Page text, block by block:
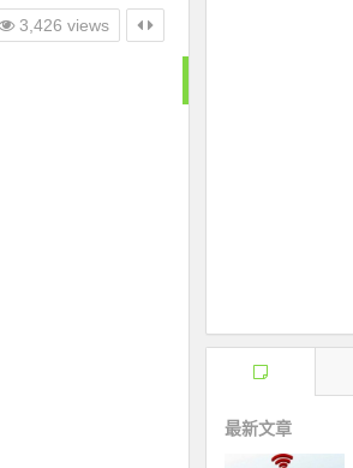
3,426 views
最新文章